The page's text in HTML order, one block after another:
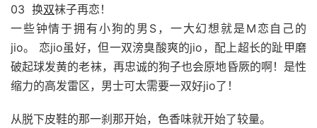
03 换双袜子再恋！
一些钟情于拥有小狗的男S，一大幻想就是M恋自己的
jio。 恋jio虽好，但一双滂臭酸爽的jio，配上超长的趾甲磨
破起球发黄的老袜，再忠诚的狗子也会原地昏厥的啊！是性
缩力的高发雷区，男士可太需要一双好jio了！
从脱下皮鞋的那一刹那开始，色香味就开始了较量。